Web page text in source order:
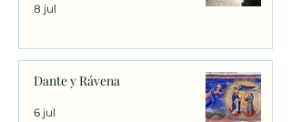
8 jul
Dante y Rávena
6 jul